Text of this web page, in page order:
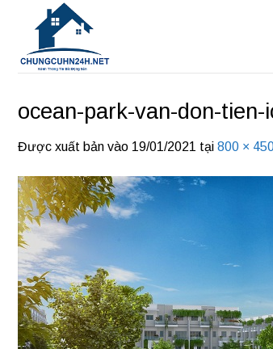
dung
ocean-park-van-don-tien-
Được xuất bản vào 19/01/2021 tại 800 ×